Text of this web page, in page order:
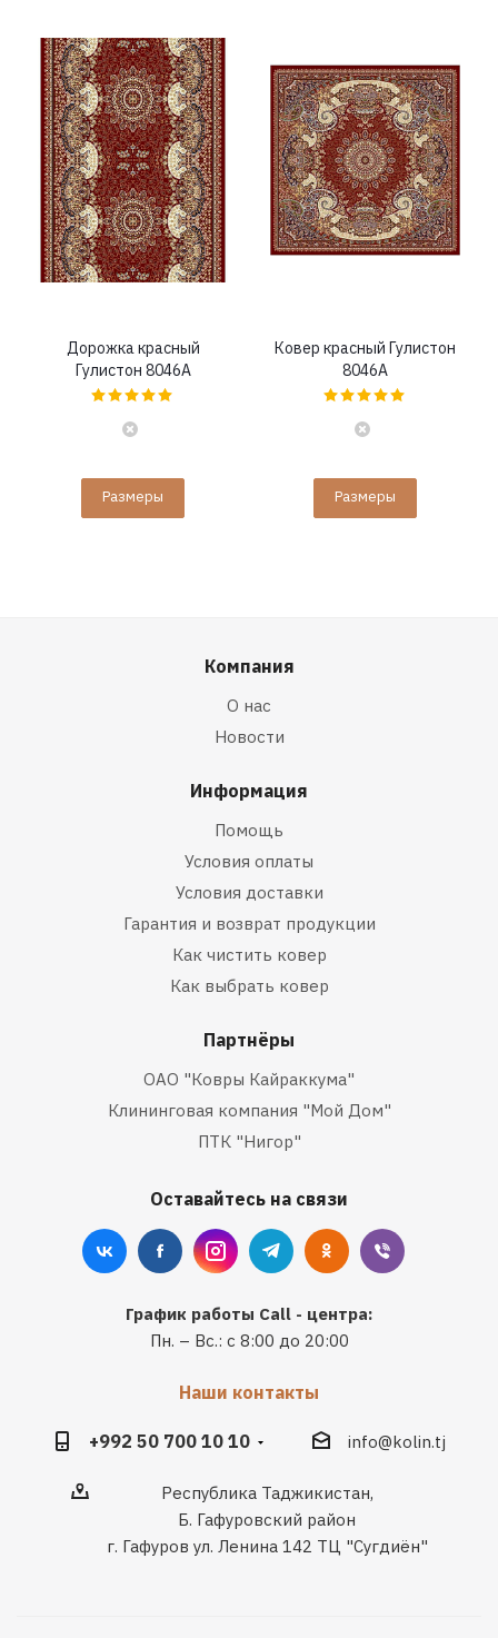
Дорожка красный
Гулистон 8046A
Размеры
Ковер красный Гулистон
8046A
Размеры
Компания
О нас
Новости
Информация
Помощь
Условия оплаты
Условия доставки
Гарантия и возврат продукции
Как чистить ковер
Как выбрать ковер
Партнёры
ОАО "Ковры Кайраккума"
Клининговая компания "Мой Дом"
ПТК "Нигор"
Оставайтесь на связи
График работы Call - центра:
Пн. – Вс.: с 8:00 до 20:00
Наши контакты
+992 50 700 10 10 info@kolin.tj
Республика Таджикистан,
Б. Гафуровский район
г. Гафуров ул. Ленина 142 ТЦ "Сугдиён"